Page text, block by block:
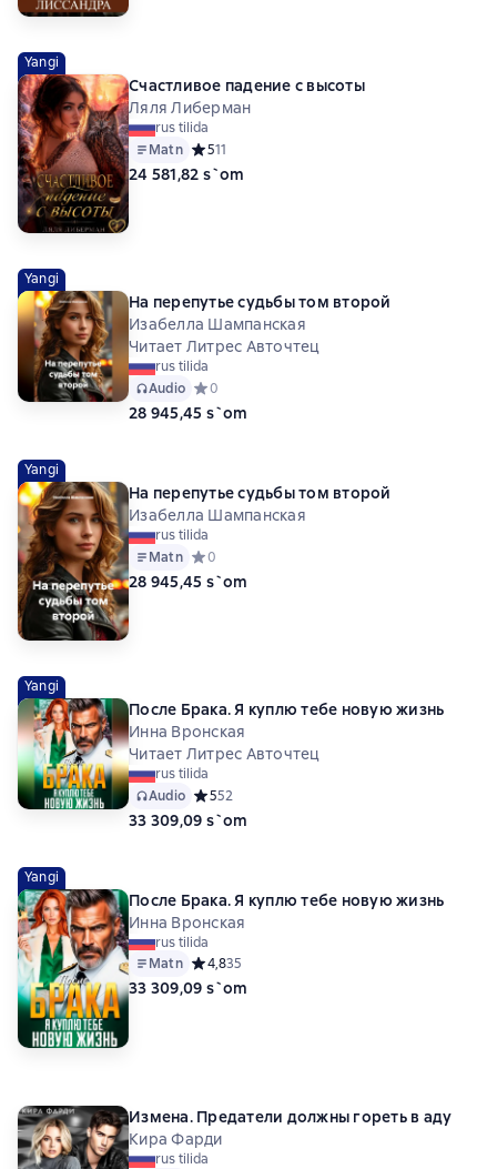
Yangi
Счастливое падение с высоты
Ляля Либерман
rus tilida
Matn Средний рейтинг 5 на основе 11 оценок
511
24 581,82 s`om
Yangi
На перепутье судьбы том второй
Изабелла Шампанская
Читает Литрес Авточтец
rus tilida
Audio Средний рейтинг 0 на основе 0 оценок
0
28 945,45 s`om
Yangi
На перепутье судьбы том второй
Изабелла Шампанская
rus tilida
Matn Средний рейтинг 0 на основе 0 оценок
0
28 945,45 s`om
Yangi
После Брака. Я куплю тебе новую жизнь
Инна Вронская
Читает Литрес Авточтец
rus tilida
Audio Средний рейтинг 5 на основе 52 оценок
552
33 309,09 s`om
Yangi
После Брака. Я куплю тебе новую жизнь
Инна Вронская
rus tilida
Matn Средний рейтинг 4,8 на основе 35 оценок
4,835
33 309,09 s`om
Измена. Предатели должны гореть в аду
Кира Фарди
rus tilida